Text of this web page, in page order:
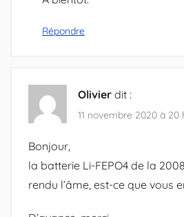
Répondre
Olivier dit :
11 novembre 2020 à 20
Bonjour,
la batterie Li-FEPO4 de la
rendu l’âme, est-ce que vous